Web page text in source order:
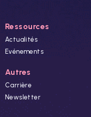
Ressources
Actualités
Evénements
Autres
Carrière
Newsletter